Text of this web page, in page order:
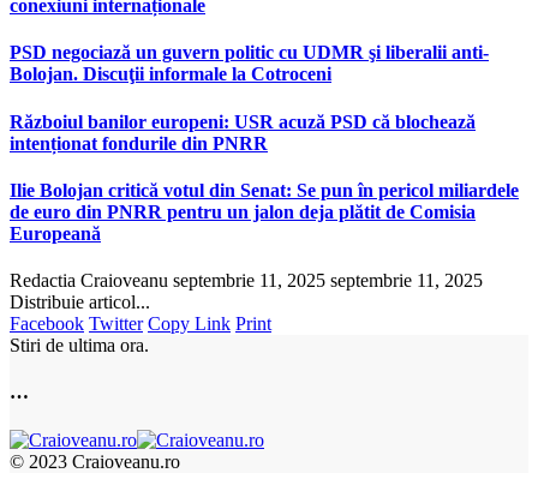
conexiuni internaționale
PSD negociază un guvern politic cu UDMR şi liberalii anti-
Bolojan. Discuţii informale la Cotroceni
Războiul banilor europeni: USR acuză PSD că blochează
intenționat fondurile din PNRR
Ilie Bolojan critică votul din Senat: Se pun în pericol miliardele
de euro din PNRR pentru un jalon deja plătit de Comisia
Europeană
Redactia Craioveanu septembrie 11, 2025 septembrie 11, 2025
Distribuie articol...
Facebook Twitter Copy Link Print
Stiri de ultima ora.
…
© 2023 Craioveanu.ro